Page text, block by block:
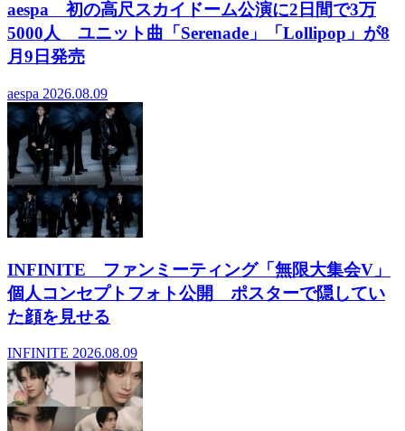
aespa 初の高尺スカイドーム公演に2日間で3万
5000人 ユニット曲「Serenade」「Lollipop」が8
月9日発売
aespa 2026.08.09
INFINITE ファンミーティング「無限大集会V」
個人コンセプトフォト公開 ポスターで隠してい
た顔を見せる
INFINITE 2026.08.09